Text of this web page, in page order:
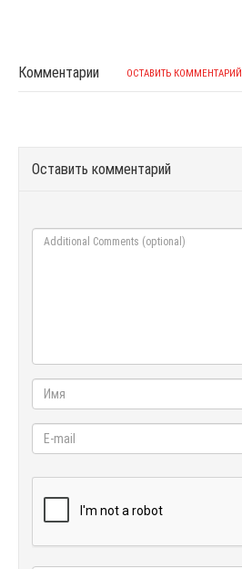
Комментарии ОСТАВИТЬ КОММЕНТАРИЙ
Оставить комментарий